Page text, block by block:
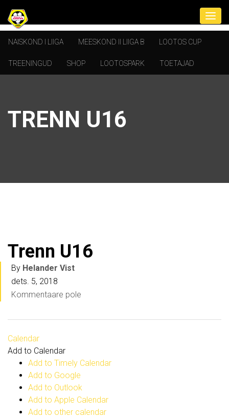
NAISKOND I LIIGA MEESKOND II LIIGA B LOOTOS CUP
TREENINGUD SHOP LOOTOSPARK TOETAJAD
TRENN U16
Trenn U16
By Helander Vist
dets. 5, 2018
Kommentaare pole
Calendar
Add to Calendar
Add to Timely Calendar
Add to Google
Add to Outlook
Add to Apple Calendar
Add to other calendar